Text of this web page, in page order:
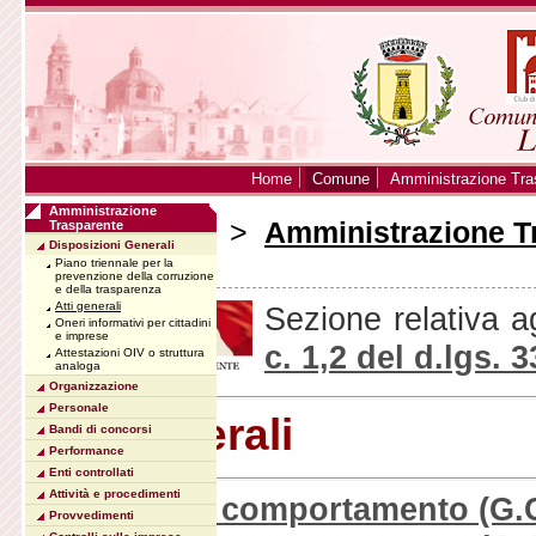
Home Comune Amministrazione
Sei in:Home> Amministrazione
generali
Sezione relativa
c. 1,2 del d.lgs.
Atti generali
Codice di comportamento
Amministrazione
Trasparente
Disposizioni Generali
Piano triennale per la
prevenzione della corruzione
e della trasparenza
Atti generali
Oneri informativi per cittadini
e imprese
Attestazioni OIV o struttura
analoga
Organizzazione
Personale
Bandi di concorsi
Performance
Enti controllati
Attività e procedimenti
Provvedimenti